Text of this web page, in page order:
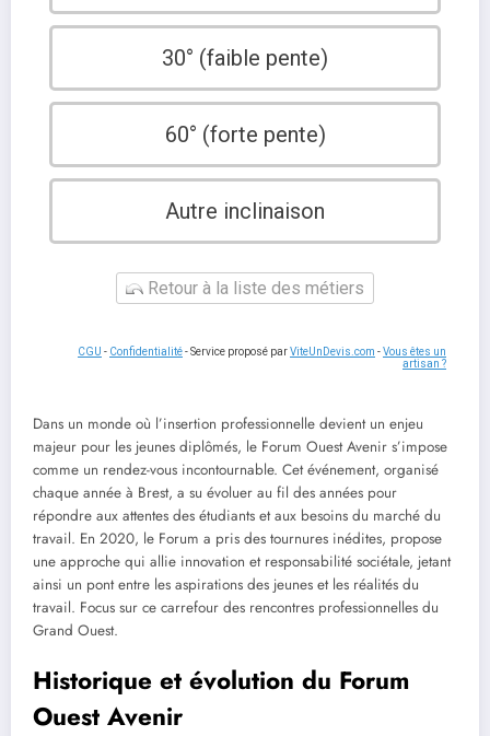
30° (faible pente)
60° (forte pente)
Autre inclinaison
Retour à la liste des métiers
CGU - Confidentialité- Service proposé parViteUnDevis.com -Vous êtes un
artisan ?
Dans un monde où l’insertion professionnelle devient un enjeu
majeur pour les jeunes diplômés, le Forum Ouest Avenir s’impose
comme un rendez-vous incontournable. Cet événement, organisé
chaque année à Brest, a su évoluer au fil des années pour
répondre aux attentes des étudiants et aux besoins du marché du
travail. En 2020, le Forum a pris des tournures inédites, propose
une approche qui allie innovation et responsabilité sociétale, jetant
ainsi un pont entre les aspirations des jeunes et les réalités du
travail. Focus sur ce carrefour des rencontres professionnelles du
Grand Ouest.
Historique et évolution du Forum
Ouest Avenir